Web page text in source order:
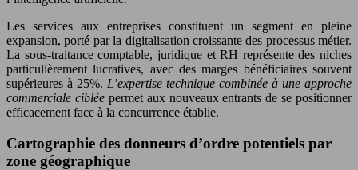
Les services aux entreprises constituent un segment en pleine
expansion, porté par la digitalisation croissante des processus métier.
La sous-traitance comptable, juridique et RH représente des niches
particulièrement lucratives, avec des marges bénéficiaires souvent
supérieures à 25%. L’expertise technique combinée à une approche
commerciale ciblée permet aux nouveaux entrants de se positionner
efficacement face à la concurrence établie.
Cartographie des donneurs d’ordre potentiels par
zone géographique